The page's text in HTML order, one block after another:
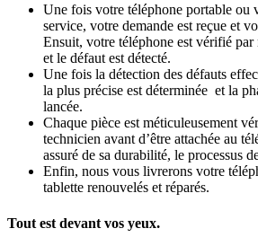
Une fois votre téléphone portable ou
service, votre demande est reçue et
Ensuit, votre téléphone est vérifié par
et le défaut est détecté.
Une fois la détection des défauts
la plus précise est déterminée et la
lancée.
Chaque pièce est méticuleusement
technicien avant d’être attachée au
assuré de sa durabilité, le processus
Enfin, nous vous livrerons votre
tablette renouvelés et réparés.
Tout est devant vos yeux.